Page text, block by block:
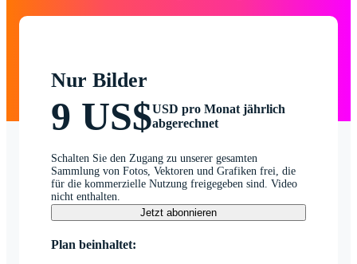
Nur Bilder
9 US$USD pro Monat jährlich
abgerechnet
Schalten Sie den Zugang zu unserer gesamten
Sammlung von Fotos, Vektoren und Grafiken frei, die
für die kommerzielle Nutzung freigegeben sind. Video
nicht enthalten.
Jetzt abonnieren
Plan beinhaltet: